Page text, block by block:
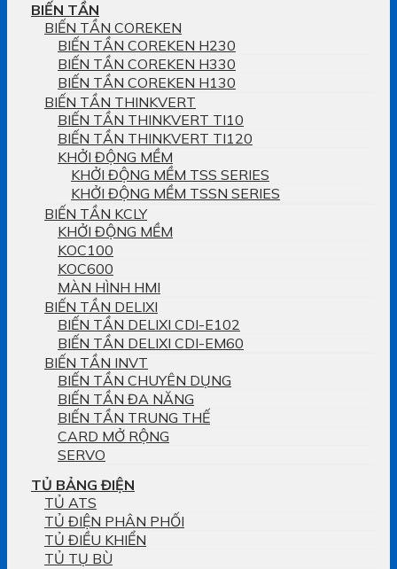
BIẾN TẦN
BIẾN TẦN COREKEN
BIẾN TẦN COREKEN H230
BIẾN TẦN COREKEN H330
BIẾN TẦN COREKEN H130
BIẾN TẦN THINKVERT
BIẾN TẦN THINKVERT TI10
BIẾN TẦN THINKVERT TI120
KHỞI ĐỘNG MỀM
KHỞI ĐỘNG MỀM TSS SERIES
KHỞI ĐỘNG MỀM TSSN SERIES
BIẾN TẦN KCLY
KHỞI ĐỘNG MỀM
KOC100
KOC600
MÀN HÌNH HMI
BIẾN TẦN DELIXI
BIẾN TẦN DELIXI CDI-E102
BIẾN TẦN DELIXI CDI-EM60
BIẾN TẦN INVT
BIẾN TẦN CHUYÊN DỤNG
BIẾN TẦN ĐA NĂNG
BIẾN TẦN TRUNG THẾ
CARD MỞ RỘNG
SERVO
TỦ BẢNG ĐIỆN
TỦ ATS
TỦ ĐIỆN PHÂN PHỐI
TỦ ĐIỀU KHIỂN
TỦ TỤ BÙ